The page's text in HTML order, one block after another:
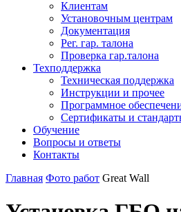
Клиентам
Установочным центрам
Документация
Рег. гар. талона
Проверка гар.талона
Техподдержка
Техническая поддержка
Инструкции и прочее
Программное
Сертификаты и
Обучение
Вопросы и ответы
Контакты
Главная Фото работ Great Wall